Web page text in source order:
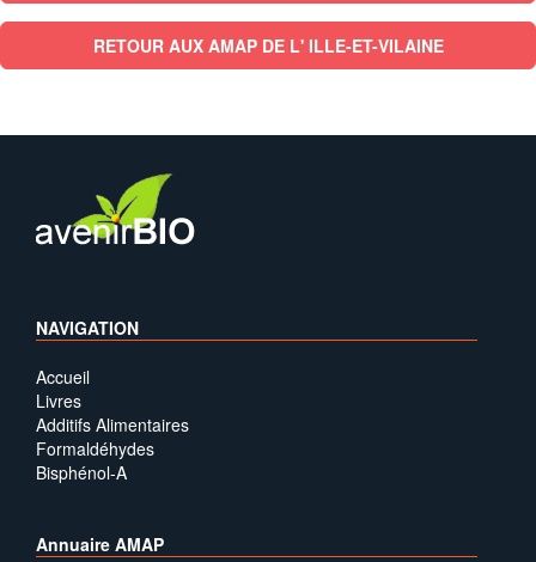
RETOUR AUX AMAP DE L' ILLE-ET-VILAINE
NAVIGATION
Accueil
Livres
Additifs Alimentaires
Formaldéhydes
Bisphénol-A
Annuaire AMAP